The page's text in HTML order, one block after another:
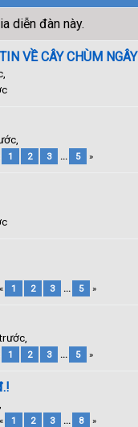
diễn đàn này.
VỀ CÂY CHÙM NGÂY
1 2 3 ... 5 »
« 1 2 3 ... 5 »
1 2 3 ... 5 »
« 1 2 3 ... 8 »